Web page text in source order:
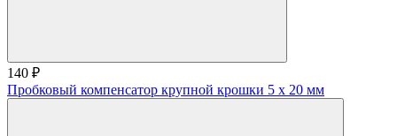
140 ₽
Пробковый компенсатор крупной крошки 5 x 20 мм